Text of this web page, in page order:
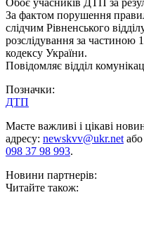
Обоє учасників ДТП за
За фактом порушення
слідчим Рівненського
розслідування за частиною
кодексу України.
Повідомляє відділ
Позначки:
ДТП
Маєте важливі і цікаві
адресу: newskvv@ukr.netабо
098 37 98 993.
Новини партнерів:
Читайте також: